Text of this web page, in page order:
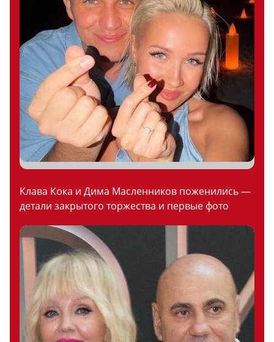
Клава Кока и Дима Масленников поженились —
детали закрытого торжества и первые фото